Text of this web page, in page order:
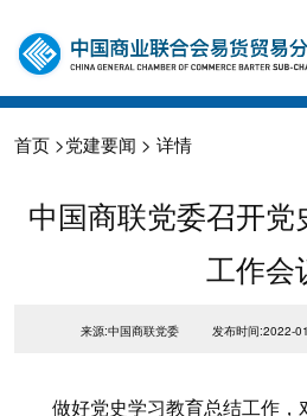
首页 >党建要闻 > 详情
中国商联党委召开
工作会
来源:中国商联党委 发布时间:2022-
做好党史学习教育总结工作